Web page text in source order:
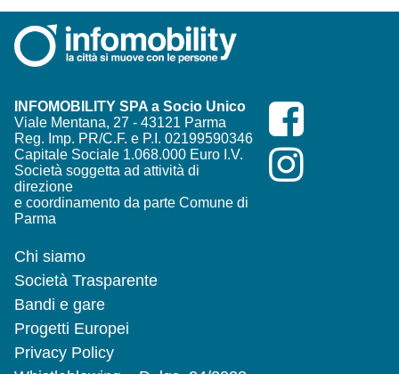
INFOMOBILITY SPA a Socio Unico
Viale Mentana, 27 - 43121 Parma
Reg. Imp. PR/C.F. e P.I. 02199590346
Capitale Sociale 1.068.000 Euro I.V.
Società soggetta ad attività di
direzione
e coordinamento da parte Comune di
Parma
Chi siamo
Società Trasparente
Bandi e gare
Progetti Europei
Privacy Policy